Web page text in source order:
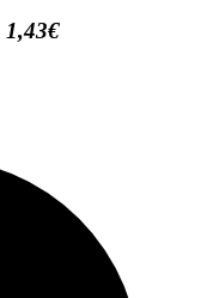
1,43€